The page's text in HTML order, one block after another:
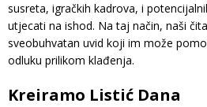
susreta, igračkih kadrova, i
utjecati na ishod. Na taj način, naši
sveobuhvatan uvid koji im može
odluku prilikom klađenja.
Kreiramo Listić Dana